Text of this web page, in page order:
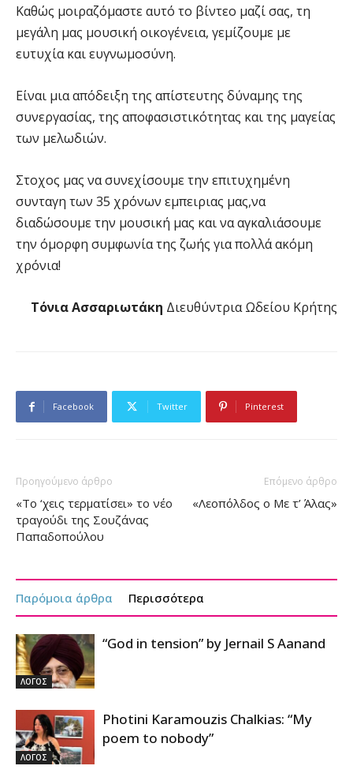
Καθώς μοιραζόμαστε αυτό το βίντεο μαζί σας, τη
μεγάλη μας μουσική οικογένεια, γεμίζουμε με
ευτυχία και ευγνωμοσύνη.
Είναι μια απόδειξη της απίστευτης δύναμης της
συνεργασίας, της αποφασιστικότητας και της μαγείας
των μελωδιών.
Στοχος μας να συνεχίσουμε την επιτυχημένη
συνταγη των 35 χρόνων εμπειριας μας,να
διαδώσουμε την μουσική μας και να αγκαλιάσουμε
την όμορφη συμφωνία της ζωής για πολλά ακόμη
χρόνια!
Τόνια Ασσαριωτάκη Διευθύντρια Ωδείου Κρήτης
Facebook Twitter Pinterest
Προηγούμενο άρθρο
«Το ‘χεις τερματίσει» το νέο
τραγούδι της Σουζάνας
Παπαδοπούλου
Επόμενο άρθρο
«Λεοπόλδος ο Με τ’ Άλας»
Παρόμοια άρθρα Περισσότερα
ΛΟΓΟΣ
“God in tension” by Jernail S Aanand
ΛΟΓΟΣ
Photini Karamouzis Chalkias: “My
poem to nobody”